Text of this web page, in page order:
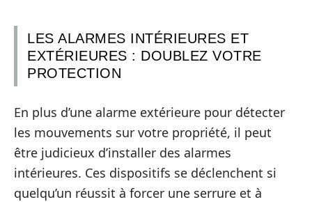
LES ALARMES INTÉRIEURES ET
EXTÉRIEURES : DOUBLEZ VOTRE
PROTECTION
En plus d’une alarme extérieure pour détecter
les mouvements sur votre propriété, il peut
être judicieux d’installer des alarmes
intérieures. Ces dispositifs se déclenchent si
quelqu’un réussit à forcer une serrure et à